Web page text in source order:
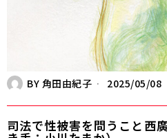
BY 角田由紀子 2025/05/08
司法で性被害を問うこと――